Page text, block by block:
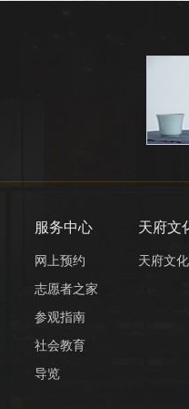
服务中心
网上预约
志愿者之家
参观指南
社会教育
导览
天府文
天府文化